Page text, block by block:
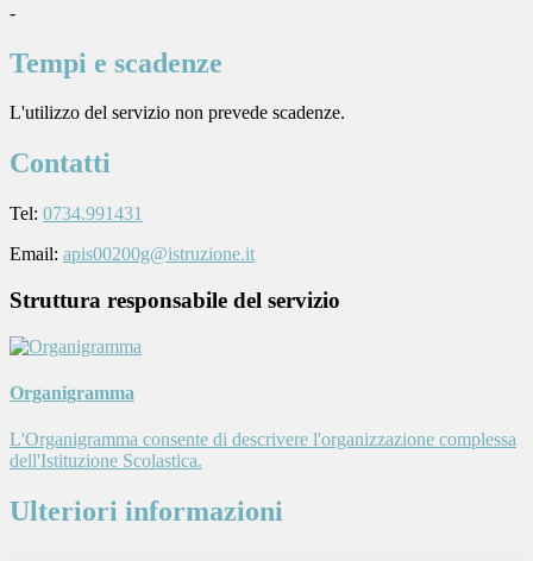
-
Tempi e scadenze
L'utilizzo del servizio non prevede scadenze.
Contatti
Tel: 0734.991431
Email: apis00200g@istruzione.it
Struttura responsabile del servizio
Organigramma
L'Organigramma consente di descrivere l'organizzazione complessa
dell'Istituzione Scolastica.
Ulteriori informazioni